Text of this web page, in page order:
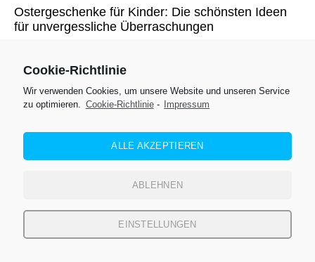
Ostergeschenke für Kinder: Die schönsten Ideen
für unvergessliche Überraschungen
Cookie-Richtlinie
Wir verwenden Cookies, um unsere Website und unseren Service
zu optimieren. Cookie-Richtlinie- Impressum
ALLE AKZEPTIEREN
ABLEHNEN
EINSTELLUNGEN